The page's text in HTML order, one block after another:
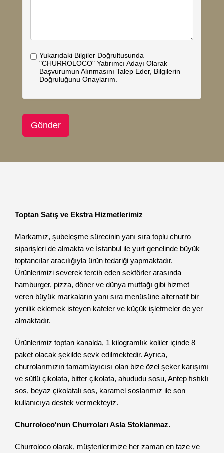
Yukarıdaki Bilgiler Doğrultusunda
"CHURROLOCO" Yatırımcı Adayı Olarak
Başvurumun Alınmasını Talep Eder, Bilgilerin
Doğruluğunu Onaylarım.
Toptan Satış ve Ekstra Hizmetlerimiz
Markamız, şubeleşme sürecinin yanı sıra toplu churro
siparişleri de almakta ve İstanbul ile yurt genelinde büyük
toptancılar aracılığıyla ürün tedariği yapmaktadır.
Ürünlerimizi severek tercih eden sektörler arasında
hamburger, pizza, döner ve dünya mutfağı gibi hizmet
veren büyük markaların yanı sıra menüsüne alternatif bir
yenilik eklemek isteyen kafeler ve küçük işletmeler de yer
almaktadır.
Ürünlerimiz toptan kanalda, 1 kilogramlık koliler içinde 8
paket olacak şekilde sevk edilmektedir. Ayrıca,
churrolarımızın tamamlayıcısı olan bize özel şeker karışımı
ve sütlü çikolata, bitter çikolata, ahududu sosu, Antep fıstıklı
sos, beyaz çikolatalı sos, karamel soslarımız ile son
kullanıcıya destek vermekteyiz.
Churroloco'nun Churroları Asla Stoklanmaz.
Churroloco olarak, müşterilerimize her zaman en taze ve